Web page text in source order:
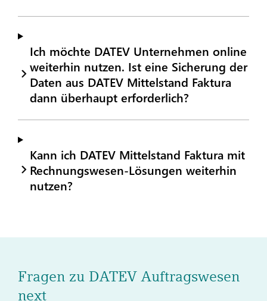
Ich möchte DATEV Unternehmen online
weiterhin nutzen. Ist eine Sicherung der
Daten aus DATEV Mittelstand Faktura
dann überhaupt erforderlich?
Kann ich DATEV Mittelstand Faktura mit
Rechnungswesen-Lösungen weiterhin
nutzen?
Fragen zu DATEV Auftragswesen
next